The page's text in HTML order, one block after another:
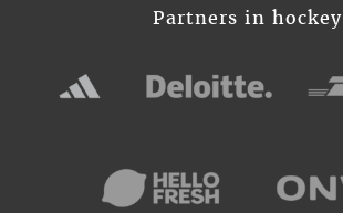
Partners in hockey